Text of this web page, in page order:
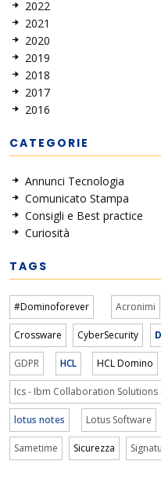
2022
2021
2020
2019
2018
2017
2016
CATEGORIE
Annunci Tecnologia
Comunicato Stampa
Consigli e Best practice
Curiosità
TAGS
#Dominoforever Acronimi
Crossware CyberSecurity
GDPR HCL HCL Domino
Ics - Ibm Collaboration Solutions
lotus notes Lotus Software
Sametime Sicurezza